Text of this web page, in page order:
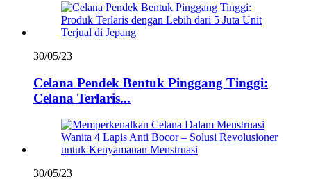
30/05/23
Celana Pendek Bentuk Pinggang Tinggi:
Celana Terlaris...
30/05/23